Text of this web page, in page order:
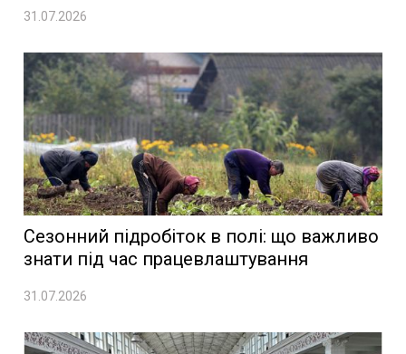
31.07.2026
Сезонний підробіток в полі: що важливо
знати під час працевлаштування
31.07.2026